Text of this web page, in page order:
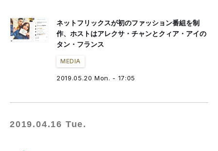
ネットフリックスが初のファッション番組を制
作、ホストはアレクサ・チャンとクィア・アイの
タン・フランス
MEDIA
2019.05.20 Mon. - 17:05
2019.04.16 Tue.